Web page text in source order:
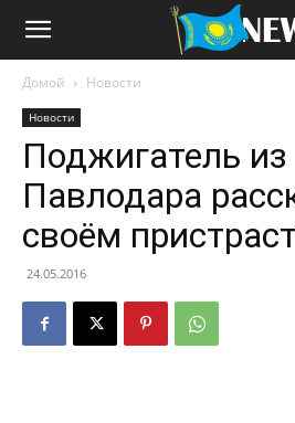
Домой Новости
Новости
Поджигатель из
Павлодара
своём
24.05.2016